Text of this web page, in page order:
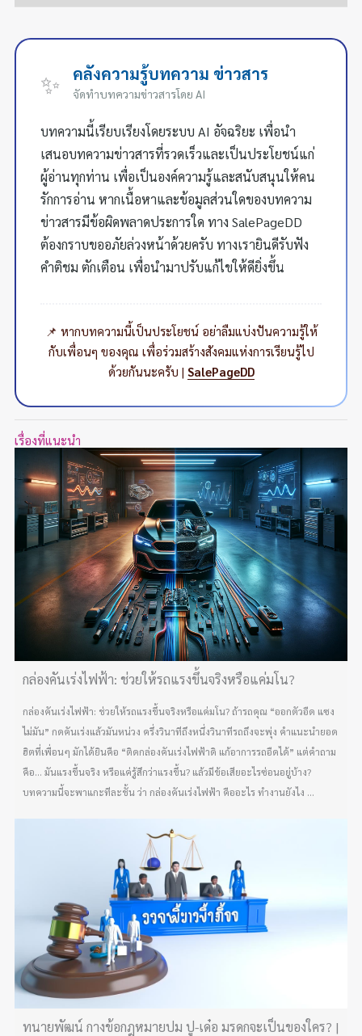
✨ คลังความรู้บทความ ข่าวสาร
จัดทำบทความข่าวสารโดย AI
บทความนี้เรียบเรียงโดยระบบ AI อัจฉริยะ เพื่อนำ
เสนอบทความข่าวสารที่รวดเร็วและเป็นประโยชน์แก่
ผู้อ่านทุกท่าน เพื่อเป็นองค์ความรู้และสนับสนุนให้คน
รักการอ่าน หากเนื้อหาและข้อมูลส่วนใดของบทความ
ข่าวสารมีข้อผิดพลาดประการใด ทาง SalePageDD
ต้องกราบขออภัยล่วงหน้าด้วยครับ ทางเรายินดีรับฟัง
คำติชม ตักเตือน เพื่อนำมาปรับแก้ไขให้ดียิ่งขึ้น
📌 หากบทความนี้เป็นประโยชน์ อย่าลืมแบ่งปันความรู้ให้
กับเพื่อนๆ ของคุณ เพื่อร่วมสร้างสังคมแห่งการเรียนรู้ไป
ด้วยกันนะครับ | SalePageDD
เรื่องที่แนะนำ
กล่องคันเร่งไฟฟ้า: ช่วยให้รถแรงขึ้นจริงหรือแค่มโน?
กล่องคันเร่งไฟฟ้า: ช่วยให้รถแรงขึ้นจริงหรือแค่มโน? ถ้ารถคุณ “ออกตัวอืด แซง
ไม่มัน” กดคันเร่งแล้วมันหน่วง ครึ่งวินาทีถึงหนึ่งวินาทีรถถึงจะพุ่ง คำแนะนำยอด
ฮิตที่เพื่อนๆ มักได้ยินคือ “ติดกล่องคันเร่งไฟฟ้าดิ แก้อาการรถอืดได้” แต่คำถาม
คือ… มันแรงขึ้นจริง หรือแค่รู้สึกว่าแรงขึ้น? แล้วมีข้อเสียอะไรซ่อนอยู่บ้าง?
บทความนี้จะพาแกะทีละชั้น ว่า กล่องคันเร่งไฟฟ้า คืออะไร ทำงานยังไง ...
ทนายพัฒน์ กางข้อกฎหมายปม ปู-เด๋อ มรดกจะเป็นของใคร? |